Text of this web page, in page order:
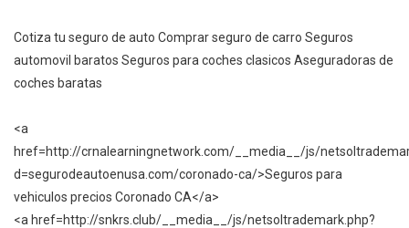
Cotiza tu seguro de auto Comprar seguro de carro Seguros
automovil baratos Seguros para coches clasicos Aseguradoras de
coches baratas
<a
href=http://crnalearningnetwork.com/__media__/js/
d=segurodeautoenusa.com/coronado-ca/>Seguros para
vehiculos precios Coronado CA</a>
<a href=http://snkrs.club/__media__/js/netsoltrademark.php?